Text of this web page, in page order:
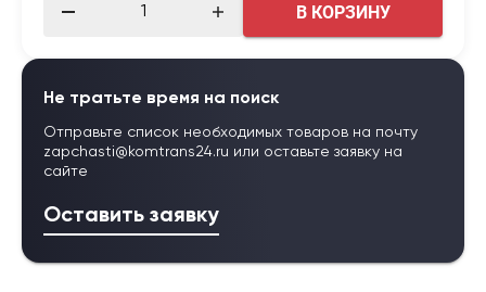
В КОРЗИНУ
Не тратьте время на поиск
Отправьте список необходимых товаров на почту
zapchasti@komtrans24.ru или оставьте заявку на
сайте
Оставить заявку